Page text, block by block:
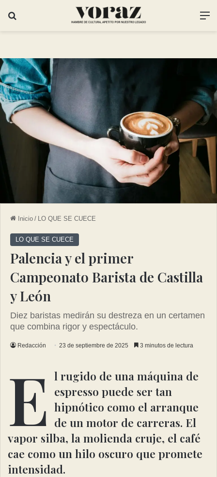
Inicio / LO QUE SE CUECE
LO QUE SE CUECE
Palencia y el primer
Campeonato Barista de Castilla
y León
Diez baristas medirán su destreza en un certamen
que combina rigor y espectáculo.
Redacción 23 de septiembre de 2025 3 minutos de lectura
E l rugido de una máquina de
espresso puede ser tan
hipnótico como el arranque
de un motor de carreras. El
vapor silba, la molienda cruje, el café
cae como un hilo oscuro que promete
intensidad.